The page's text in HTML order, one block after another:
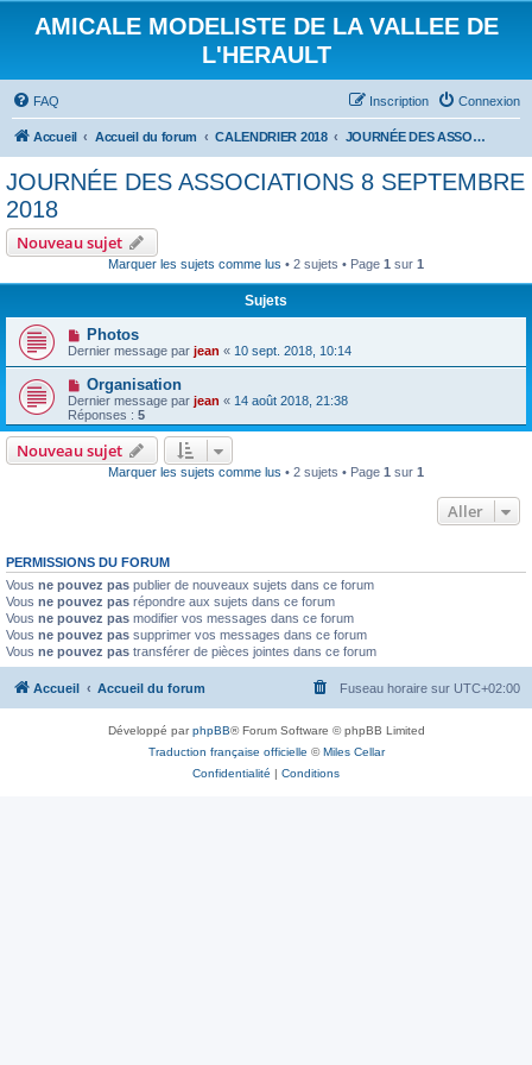
AMICALE MODELISTE DE LA VALLEE DE
L'HERAULT
FAQ Connexion
Inscription
Accueil Accueil du forum CALENDRIER 2018 JOURNÉE DES ASSOCIATIONS 8 SEPTEMBRE 2018
JOURNÉE DES ASSOCIATIONS 8 SEPTEMBRE
2018
Nouveau sujet
Marquer les sujets comme lus • 2 sujets • Page 1 sur 1
Sujets
Photos
Dernier message par jean « 10 sept. 2018, 10:14
Organisation
Dernier message par jean « 14 août 2018, 21:38
Réponses : 5
Nouveau sujet
Marquer les sujets comme lus • 2 sujets • Page 1 sur 1
Aller
PERMISSIONS DU FORUM
Vous ne pouvez pas publier de nouveaux sujets dans ce forum
Vous ne pouvez pas répondre aux sujets dans ce forum
Vous ne pouvez pas modifier vos messages dans ce forum
Vous ne pouvez pas supprimer vos messages dans ce forum
Vous ne pouvez pas transférer de pièces jointes dans ce forum
Accueil Accueil du forum Fuseau horaire sur UTC+02:00
Développé parphpBB® Forum Software © phpBB Limited
Traduction française officielle ©Miles Cellar
Confidentialité | Conditions